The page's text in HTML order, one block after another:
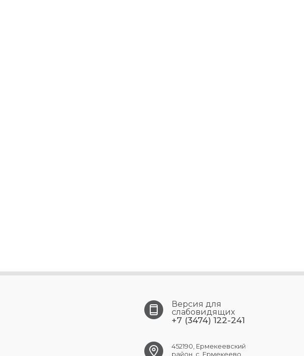
Версия для
слабовидящих
+7 (3474) 122-241
452190, Ермекеевский
район, с. Ермекеево,